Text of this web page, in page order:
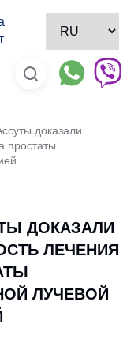
доказали
простаты
ДОКАЗАЛИ
ЛЕЧЕНИЯ
ЛУЧЕВОЙ